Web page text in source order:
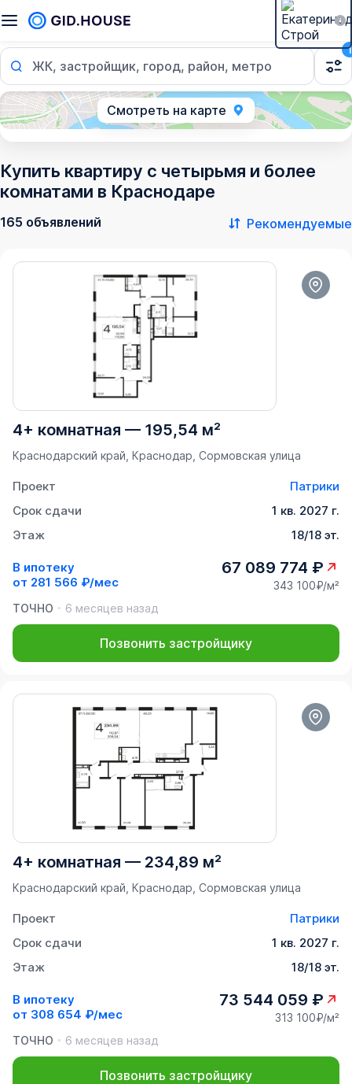
ЖК, застройщик, город, район, метро
1
Смотреть на карте
Купить квартиру с четырьмя и более
комнатами в Краснодаре
165 объявлений Рекомендуемые
4+ комнатная — 195,54 м²
Краснодарский край, Краснодар, Сормовская улица
Проект
Патрики
Срок сдачи
1 кв. 2027 г.
Этаж
18/18 эт.
В ипотеку
от 281 566 ₽/мес
67 089 774 ₽
343 100₽/м²
ТОЧНО
6 месяцев назад
Позвонить застройщику
4+ комнатная — 234,89 м²
Краснодарский край, Краснодар, Сормовская улица
Проект
Патрики
Срок сдачи
1 кв. 2027 г.
Этаж
18/18 эт.
В ипотеку
от 308 654 ₽/мес
73 544 059 ₽
313 100₽/м²
ТОЧНО
6 месяцев назад
Позвонить застройщику